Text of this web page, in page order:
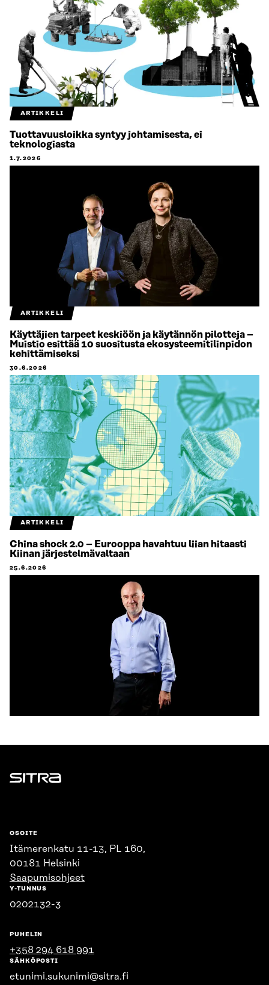
ARTIKKELI
Tuottavuusloikka syntyy johtamisesta, ei
teknologiasta
1.7.2026
ARTIKKELI
Käyttäjien tarpeet keskiöön ja käytännön pilotteja –
Muistio esittää 10 suositusta ekosysteemitilinpidon
kehittämiseksi
30.6.2026
ARTIKKELI
China shock 2.0 – Eurooppa havahtuu liian hitaasti
Kiinan järjestelmävaltaan
25.6.2026
Sitra
OSOITE
Itämerenkatu 11-13, PL 160,
00181 Helsinki
Saapumisohjeet
Y-TUNNUS
0202132-3
PUHELIN
+358 294 618 991
SÄHKÖPOSTI
etunimi.sukunimi@sitra.fi